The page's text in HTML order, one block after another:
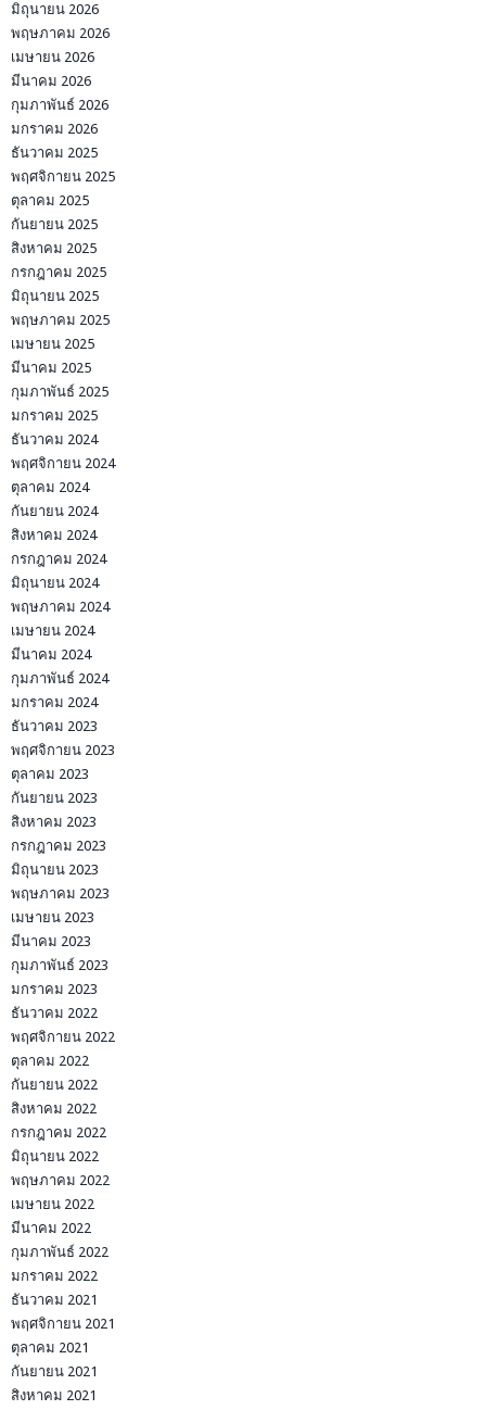
มิถุนายน 2026
พฤษภาคม 2026
เมษายน 2026
มีนาคม 2026
กุมภาพันธ์ 2026
มกราคม 2026
ธันวาคม 2025
พฤศจิกายน 2025
ตุลาคม 2025
กันยายน 2025
สิงหาคม 2025
กรกฎาคม 2025
มิถุนายน 2025
พฤษภาคม 2025
เมษายน 2025
มีนาคม 2025
กุมภาพันธ์ 2025
มกราคม 2025
ธันวาคม 2024
พฤศจิกายน 2024
ตุลาคม 2024
กันยายน 2024
สิงหาคม 2024
กรกฎาคม 2024
มิถุนายน 2024
พฤษภาคม 2024
เมษายน 2024
มีนาคม 2024
กุมภาพันธ์ 2024
มกราคม 2024
ธันวาคม 2023
พฤศจิกายน 2023
ตุลาคม 2023
กันยายน 2023
สิงหาคม 2023
กรกฎาคม 2023
มิถุนายน 2023
พฤษภาคม 2023
เมษายน 2023
มีนาคม 2023
กุมภาพันธ์ 2023
มกราคม 2023
ธันวาคม 2022
พฤศจิกายน 2022
ตุลาคม 2022
กันยายน 2022
สิงหาคม 2022
กรกฎาคม 2022
มิถุนายน 2022
พฤษภาคม 2022
เมษายน 2022
มีนาคม 2022
กุมภาพันธ์ 2022
มกราคม 2022
ธันวาคม 2021
พฤศจิกายน 2021
ตุลาคม 2021
กันยายน 2021
สิงหาคม 2021